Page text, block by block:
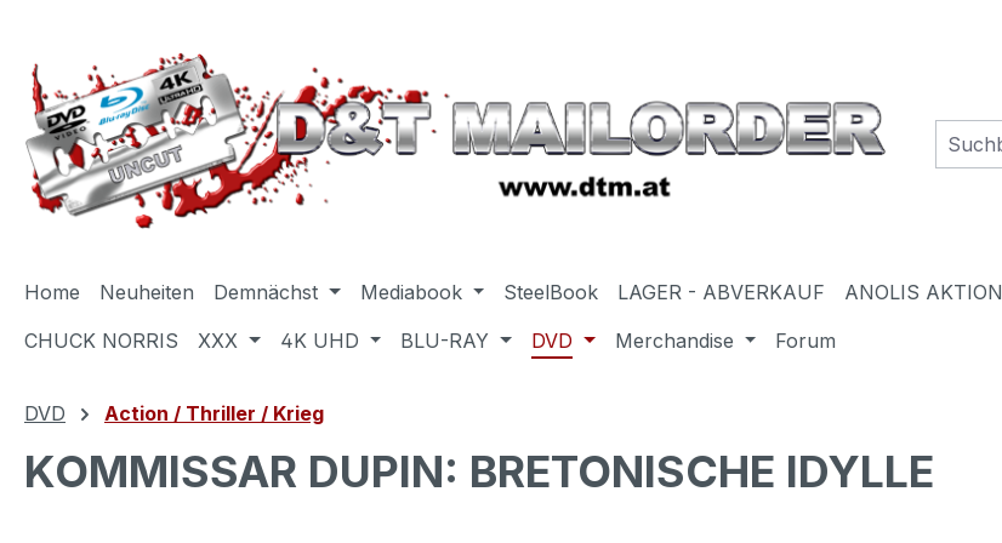
Home Neuheiten Demnächst Mediabook SteelBook LAGER - ABVERKAUF ANOLIS AKTION
CHUCK NORRIS
XXX 4K UHD BLU-RAY DVD Merchandise Forum
DVD Action / Thriller / Krieg
KOMMISSAR DUPIN: BRETONISCHE IDYLLE